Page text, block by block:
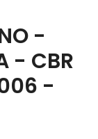
-
- CBR
-